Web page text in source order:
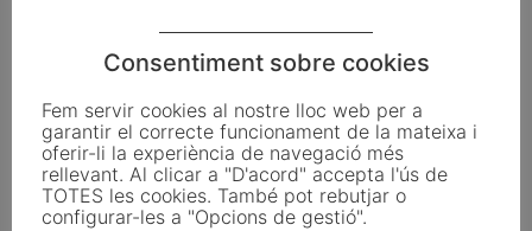
Consentiment sobre cookies
Fem servir cookies al nostre lloc web per a
garantir el correcte funcionament de la mateixa i
oferir-li la experiència de navegació més
rellevant. Al clicar a "D'acord" accepta l'ús de
TOTES les cookies. També pot rebutjar o
configurar-les a "Opcions de gestió".